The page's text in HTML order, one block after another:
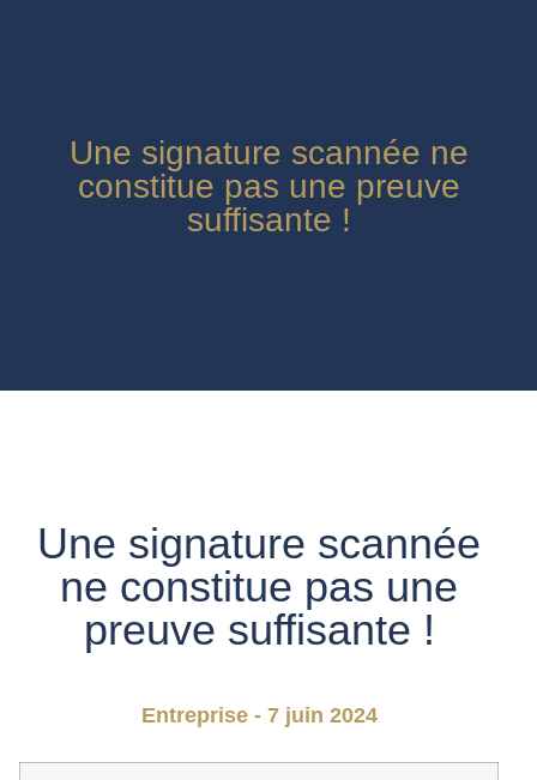
Une signature scannée ne
constitue pas une preuve
suffisante !
Une signature scannée
ne constitue pas une
preuve suffisante !
Entreprise - 7 juin 2024